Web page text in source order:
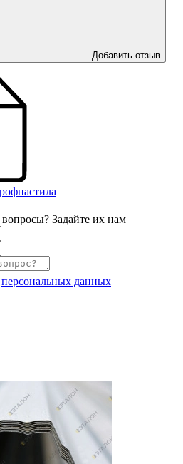
Добавить отзыв
Задайте их нам
персональных данных